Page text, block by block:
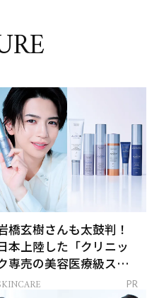
橋玄樹さんも太鼓判！
本上陸した「クリニッ
専売の美容医療級スキ
ケア」
PR